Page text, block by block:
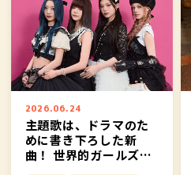
2026.06.24
主題歌は、ドラマのた
めに書き下ろした新
曲！ 世界的ガールズグ